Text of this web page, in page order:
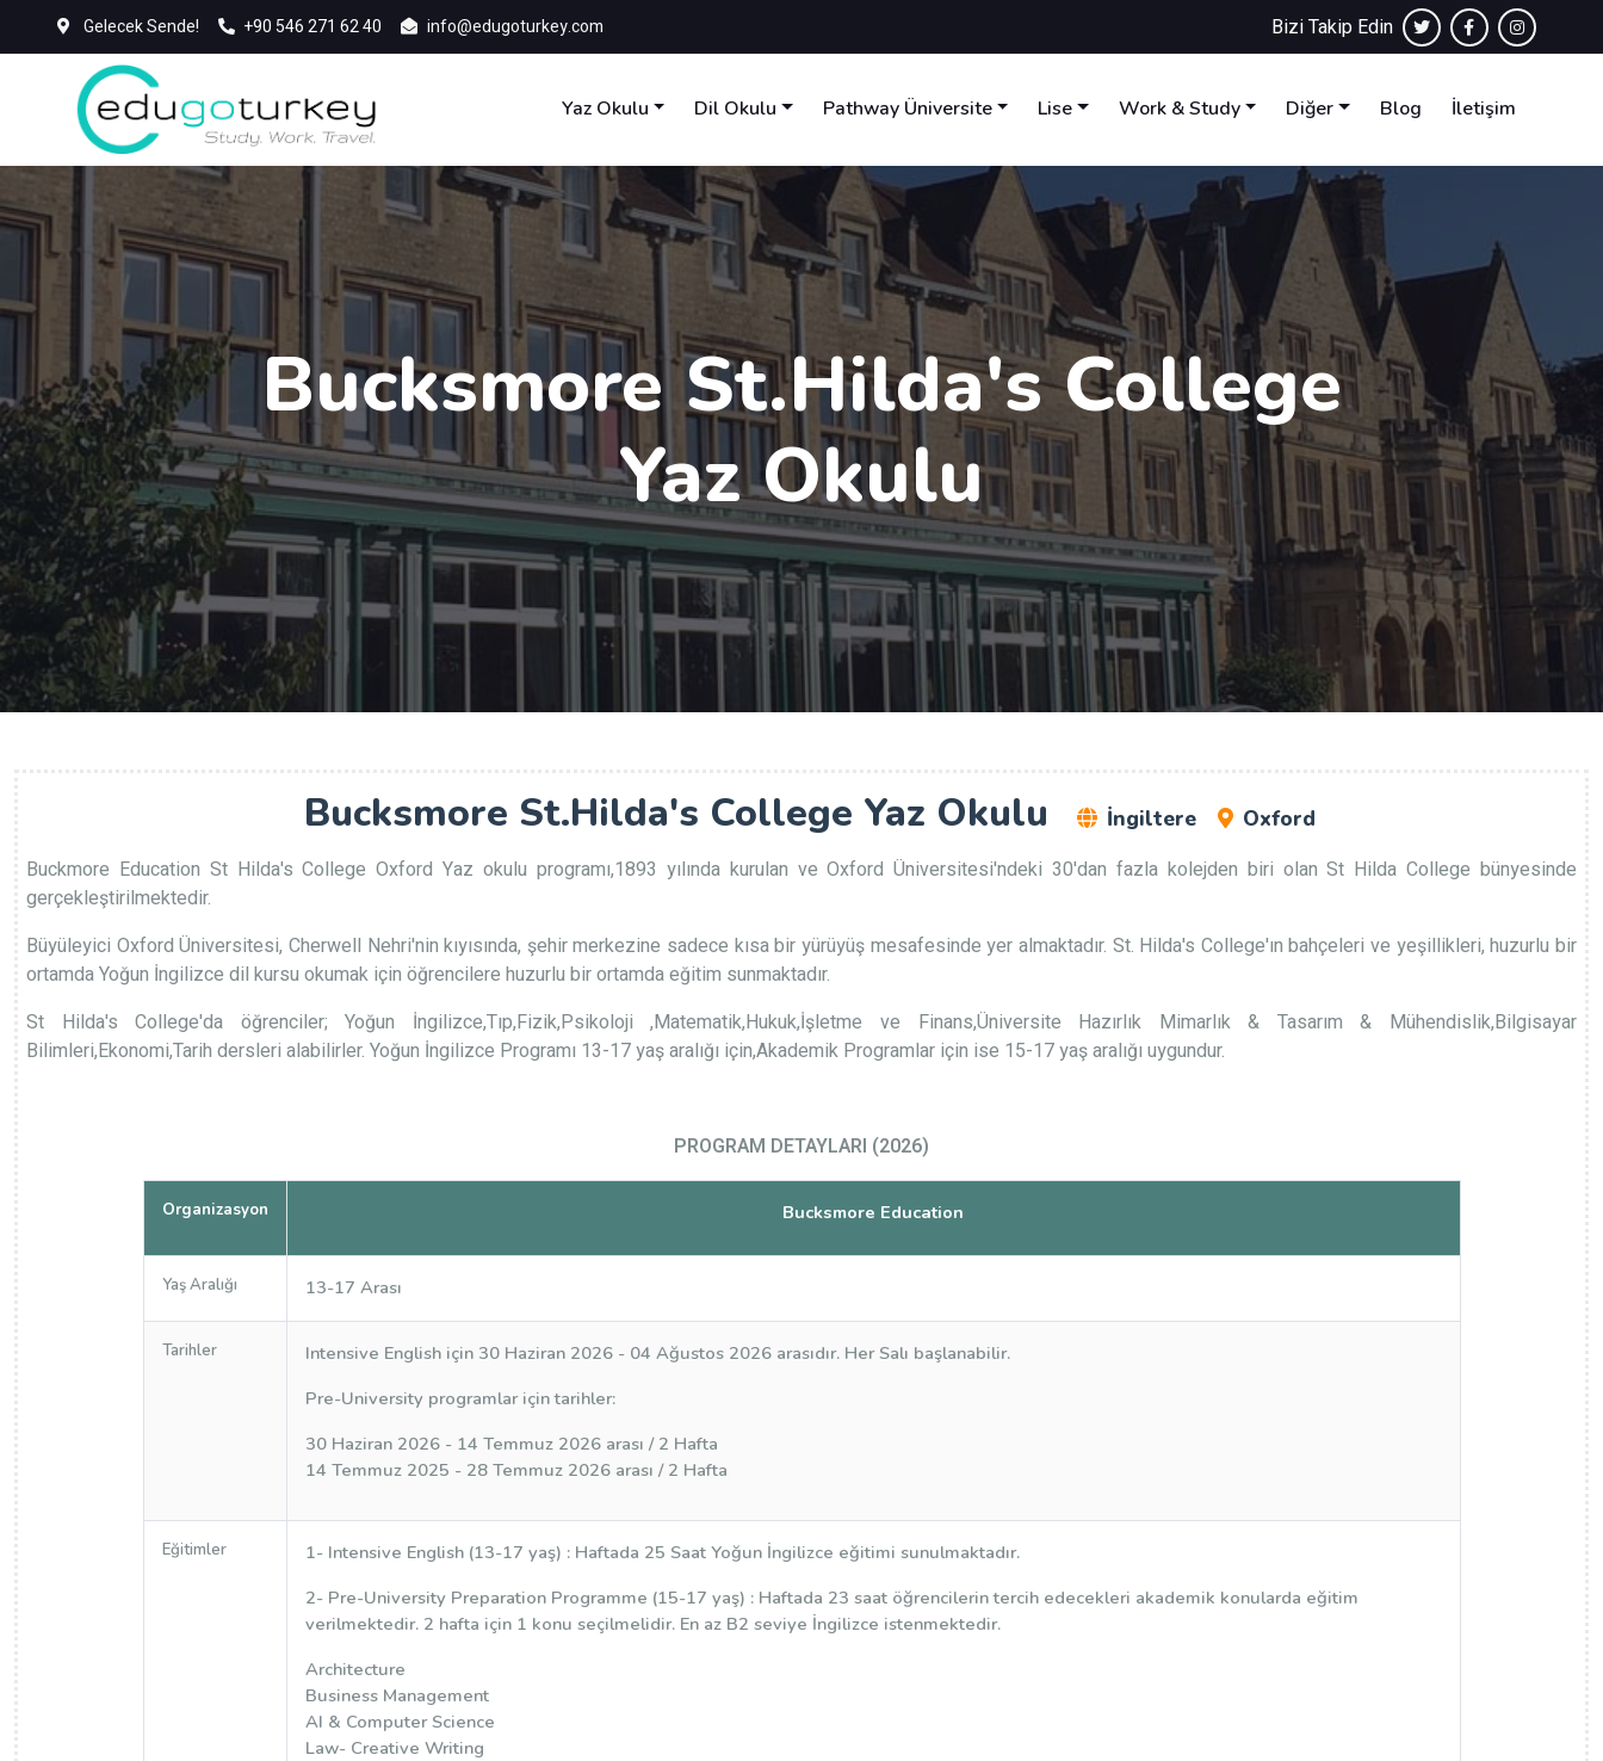
Gelecek Sende! +90 546 271 62 40 info@edugoturkey.com Bizi Takip Edin
Yaz Okulu Dil Okulu Pathway Üniversite Lise Work & Study Diğer Blog İletişim
Bucksmore St.Hilda's College
Yaz Okulu
Bucksmore St.Hilda's College Yaz Okulu İngiltere
Oxford
Buckmore Education St Hilda's College Oxford Yaz okulu programı,1893 yılında kurulan ve Oxford Üniversitesi'ndeki 30'dan fazla kolejden biri olan St Hilda College bünyesinde
gerçekleştirilmektedir.
Büyüleyici Oxford Üniversitesi, Cherwell Nehri'nin kıyısında, şehir merkezine sadece kısa bir yürüyüş mesafesinde yer almaktadır. St. Hilda's College'ın bahçeleri ve yeşillikleri, huzurlu bir
ortamda Yoğun İngilizce dil kursu okumak için öğrencilere huzurlu bir ortamda eğitim sunmaktadır.
St Hilda's College'da öğrenciler; Yoğun İngilizce,Tıp,Fizik,Psikoloji ,Matematik,Hukuk,İşletme ve Finans,Üniversite Hazırlık Mimarlık & Tasarım & Mühendislik,Bilgisayar
Bilimleri,Ekonomi,Tarih dersleri alabilirler. Yoğun İngilizce Programı 13-17 yaş aralığı için,Akademik Programlar için ise 15-17 yaş aralığı uygundur.
PROGRAM DETAYLARI (2026)
Organizasyon Bucksmore Education
Yaş Aralığı 13-17 Arası
Tarihler
Intensive English için 30 Haziran 2026 - 04 Ağustos 2026 arasıdır. Her Salı başlanabilir.
Pre-University programlar için tarihler:
30 Haziran 2026 - 14 Temmuz 2026 arası / 2 Hafta
14 Temmuz 2025 - 28 Temmuz 2026 arası / 2 Hafta
Eğitimler 1- Intensive English (13-17 yaş) : Haftada 25 Saat Yoğun İngilizce eğitimi sunulmaktadır.
2- Pre-University Preparation Programme (15-17 yaş) : Haftada 23 saat öğrencilerin tercih edecekleri akademik konularda eğitim
verilmektedir. 2 hafta için 1 konu seçilmelidir. En az B2 seviye İngilizce istenmektedir.
Architecture
Business Management
AI & Computer Science
Law- Creative Writing